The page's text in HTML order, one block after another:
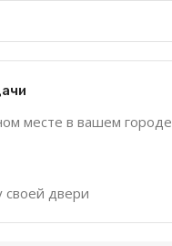
месте в вашем городе
своей двери